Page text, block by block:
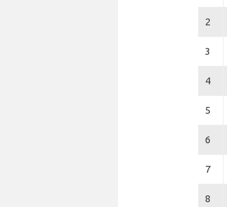
2
3
4
5
6
7
8